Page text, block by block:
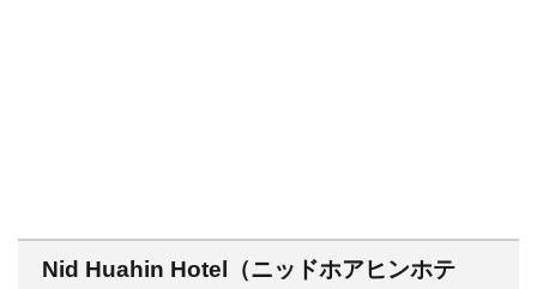
Nid Huahin Hotel（ニッドホアヒンホテ